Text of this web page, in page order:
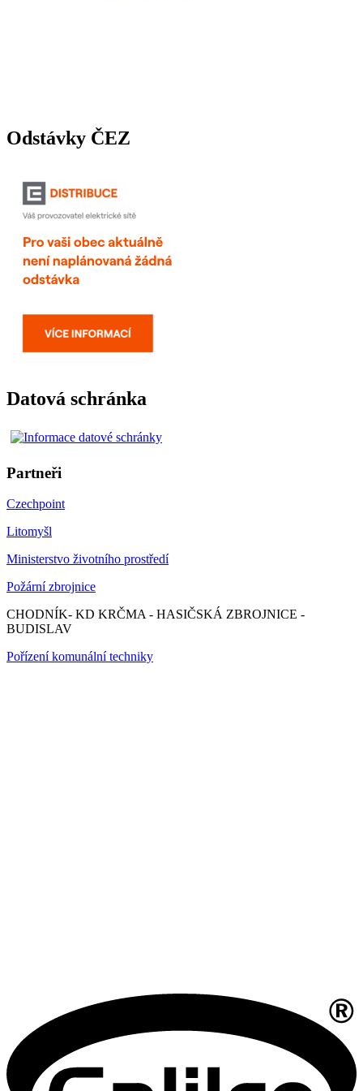
Odstávky ČEZ
Datová schránka
Partneři
Czechpoint
Litomyšl
Ministerstvo životního prostředí
Požární zbrojnice
CHODNÍK- KD KRČMA - HASIČSKÁ ZBROJNICE -
BUDISLAV
Pořízení komunální techniky